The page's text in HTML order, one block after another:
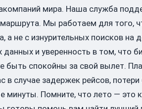
мира. Наша служба
Мы работаем для того,
не с изнурительных поисков на
и уверенность в том, что
быть спокойны за свой вылет.
случае задержек рейсов,
минуты. Помните, что лето — это